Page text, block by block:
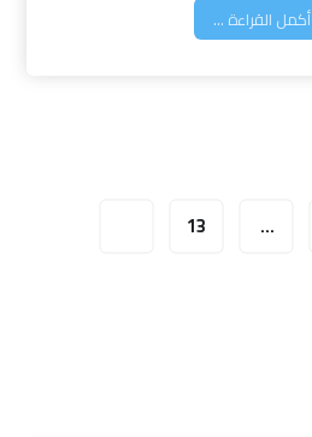
أكمل القراءة ...
…
13